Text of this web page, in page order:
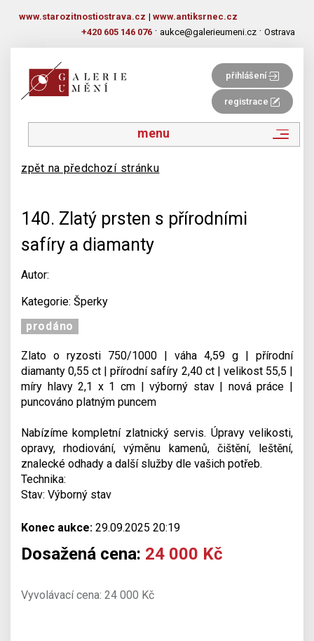
www.starozitnostiostrava.cz | www.antiksrnec.cz
+420 605 146 076 · aukce@galerieumeni.cz · Ostrava
přihlášení
registrace
menu
zpět na předchozí stránku
140. Zlatý prsten s přírodními
safíry a diamanty
Autor:
Kategorie: Šperky
prodáno
Zlato o ryzosti 750/1000 | váha 4,59 g | přírodní
diamanty 0,55 ct | přírodní safíry 2,40 ct | velikost 55,5 |
míry hlavy 2,1 x 1 cm | výborný stav | nová práce |
puncováno platným puncem
Nabízíme kompletní zlatnický servis. Úpravy velikosti,
opravy, rhodiování, výměnu kamenů, čištění, leštění,
znalecké odhady a další služby dle vašich potřeb.
Technika:
Stav: Výborný stav
Konec aukce: 29.09.2025 20:19
Dosažená cena: 24 000 Kč
Vyvolávací cena: 24 000 Kč